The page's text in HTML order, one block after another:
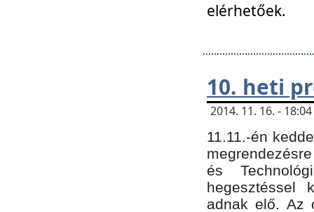
elérhetőek.
10. heti
2014. 11. 16. -
11.11.-én
és
hegesztéssel
adnak elő. Az